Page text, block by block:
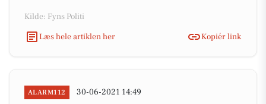
Kilde: Fyns Politi
Læs hele artiklen her
Kopiér link
ALARM112 30-06-2021 14:49